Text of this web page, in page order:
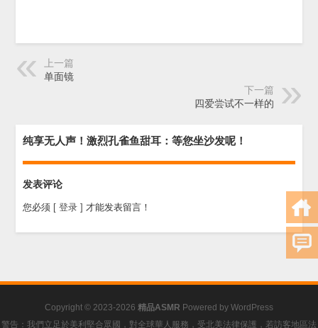
上一篇
单面镜
下一篇
四爱尝试不一样的
纯享无人声！激烈孔雀鱼甜耳：等您坐沙发呢！
发表评论
您必须 [ 登录 ] 才能发表留言！
Copyright © 2023-2026 精品ASMR Powered by WordPress
警告：我們立足於美利堅合眾國，對全球華人服務，受北美法律保護，若訪客地區法